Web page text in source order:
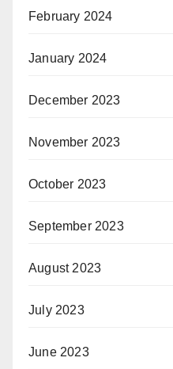
February 2024
January 2024
December 2023
November 2023
October 2023
September 2023
August 2023
July 2023
June 2023